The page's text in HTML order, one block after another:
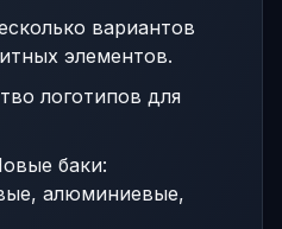
вариантов
элементов.
логотипов для
баки:
алюминиевые,